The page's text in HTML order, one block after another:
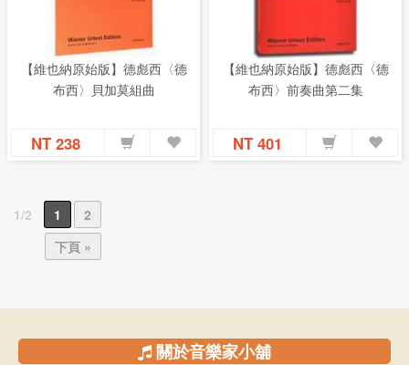
【維也納原始版】德彪西〈德
布西〉貝加莫組曲
NT 238
【維也納原始版】德彪西〈德
布西〉前奏曲第二集
NT 401
1/2 1
2
下頁 »
關於音樂家小舖